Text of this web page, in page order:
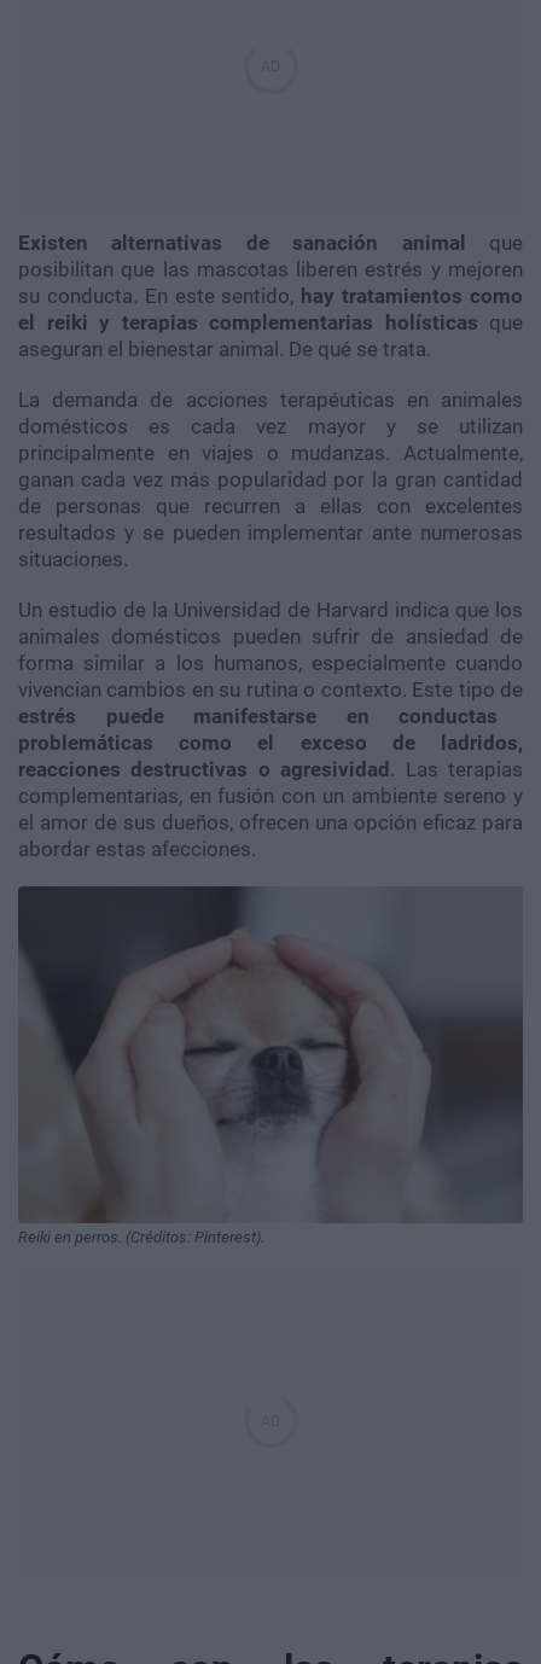
Existen alternativas de sanación animal
que
posibilitan que las mascotas liberen estrés y mejoren
su conducta. En este sentido, hay tratamientos como
el reiki y terapias complementarias holísticas que
aseguran el bienestar animal. De qué se trata.
La demanda de acciones terapéuticas en animales
domésticos es cada vez mayor y se utilizan
principalmente en viajes o mudanzas. Actualmente,
ganan cada vez más popularidad por la gran cantidad
de personas que recurren a ellas con excelentes
resultados y se pueden implementar ante numerosas
situaciones.
Un estudio de la Universidad de Harvard indica que los
animales domésticos pueden sufrir de ansiedad de
forma similar a los humanos, especialmente cuando
vivencian cambios en su rutina o contexto. Este tipo de
estrés puede manifestarse en conductas
problemáticas como el exceso de ladridos,
reacciones destructivas o agresividad . Las terapias
complementarias, en fusión con un ambiente sereno y
el amor de sus dueños, ofrecen una opción eficaz para
abordar estas afecciones.
Reiki en perros. (Créditos: Pinterest).